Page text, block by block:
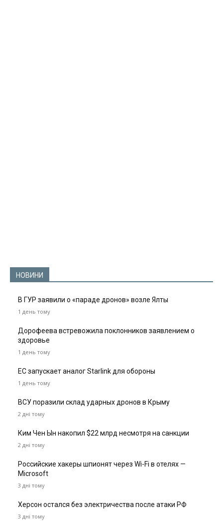
НОВИНИ
В ГУР заявили о «параде дронов» возле Ялты
1 день тому
Дорофеева встревожила поклонников заявлением о
здоровье
1 день тому
ЕС запускает аналог Starlink для обороны
1 день тому
ВСУ поразили склад ударных дронов в Крыму
2 дні тому
Ким Чен Ын накопил $22 млрд несмотря на санкции
2 дні тому
Российские хакеры шпионят через Wi-Fi в отелях —
Microsoft
3 дні тому
Херсон остался без электричества после атаки РФ
3 дні тому